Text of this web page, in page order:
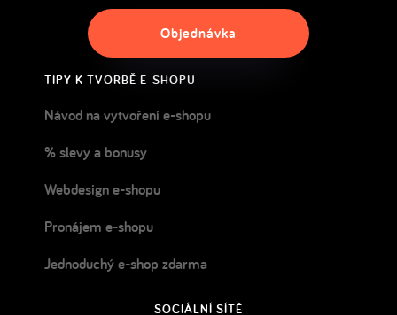
Objednávka
TIPY K TVORBĚ E-SHOPU
Návod na vytvoření e-shopu
% slevy a bonusy
Webdesign e-shopu
Pronájem e-shopu
Jednoduchý e-shop zdarma
SOCIÁLNÍ SÍTĚ